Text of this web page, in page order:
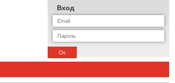
Вход
Ок